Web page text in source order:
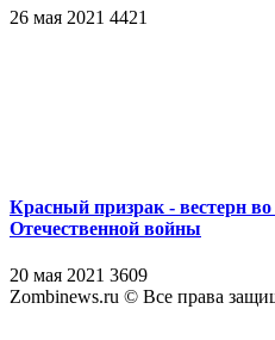
26 мая 2021 4421
Красный призрак - вестерн
Отечественной войны
20 мая 2021 3609
Zombinews.ru © Все права